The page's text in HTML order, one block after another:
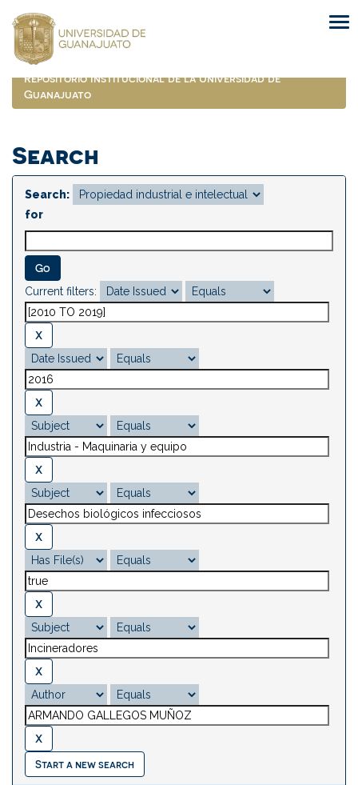
navigation
Repositorio Institucional de la Universidad de
Guanajuato
Search
Search:
for
Current filters:
Start a new search